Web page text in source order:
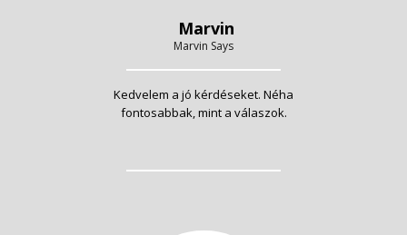
Marvin
Marvin Says
Kedvelem a jó kérdéseket. Néha
fontosabbak, mint a válaszok.